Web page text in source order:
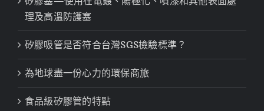
理及高溫防護塞
矽膠吸管是否符合台灣SGS檢驗標準？
為地球盡一份心力的環保商旅
食品級矽膠管的特點